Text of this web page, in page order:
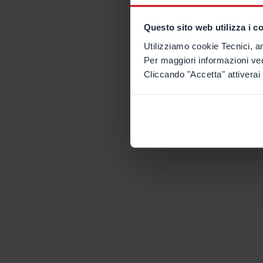
Questo sito web utilizza i
Utilizziamo cookie Tecnici,
Per maggiori informazioni
Cliccando "Accetta"